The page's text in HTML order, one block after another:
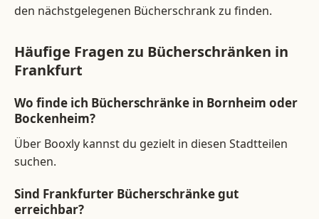
den nächstgelegenen Bücherschrank zu finden.
Häufige Fragen zu Bücherschränken in
Frankfurt
Wo finde ich Bücherschränke in Bornheim oder
Bockenheim?
Über Booxly kannst du gezielt in diesen Stadtteilen
suchen.
Sind Frankfurter Bücherschränke gut
erreichbar?